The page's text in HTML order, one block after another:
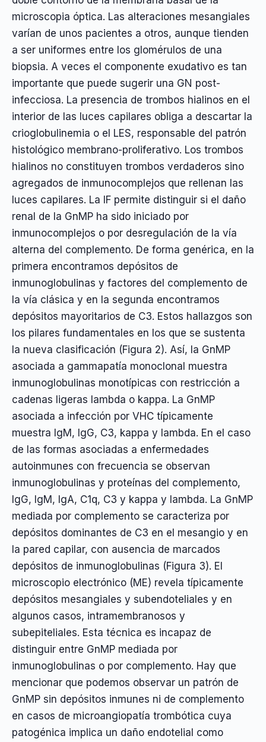
microscopia óptica. Las alteraciones mesangiales
varían de unos pacientes a otros, aunque tienden
a ser uniformes entre los glomérulos de una
biopsia. A veces el componente exudativo es tan
importante que puede sugerir una GN post-
infecciosa. La presencia de trombos hialinos en el
interior de las luces capilares obliga a descartar la
crioglobulinemia o el LES, responsable del patrón
histológico membrano-proliferativo. Los trombos
hialinos no constituyen trombos verdaderos sino
agregados de inmunocomplejos que rellenan las
luces capilares. La IF permite distinguir si el daño
renal de la GnMP ha sido iniciado por
inmunocomplejos o por desregulación de la vía
alterna del complemento. De forma genérica, en la
primera encontramos depósitos de
inmunoglobulinas y factores del complemento de
la vía clásica y en la segunda encontramos
depósitos mayoritarios de C3. Estos hallazgos son
los pilares fundamentales en los que se sustenta
la nueva clasificación (Figura 2). Así, la GnMP
asociada a gammapatía monoclonal muestra
inmunoglobulinas monotípicas con restricción a
cadenas ligeras lambda o kappa. La GnMP
asociada a infección por VHC típicamente
muestra IgM, IgG, C3, kappa y lambda. En el caso
de las formas asociadas a enfermedades
autoinmunes con frecuencia se observan
inmunoglobulinas y proteínas del complemento,
IgG, IgM, IgA, C1q, C3 y kappa y lambda. La GnMP
mediada por complemento se caracteriza por
depósitos dominantes de C3 en el mesangio y en
la pared capilar, con ausencia de marcados
depósitos de inmunoglobulinas (Figura 3). El
microscopio electrónico (ME) revela típicamente
depósitos mesangiales y subendoteliales y en
algunos casos, intramembranosos y
subepiteliales. Esta técnica es incapaz de
distinguir entre GnMP mediada por
inmunoglobulinas o por complemento. Hay que
mencionar que podemos observar un patrón de
GnMP sin depósitos inmunes ni de complemento
en casos de microangiopatía trombótica cuya
patogénica implica un daño endotelial como